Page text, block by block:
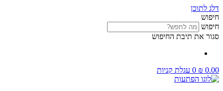
דלג לתוכן
חיפוש
חיפוש
סגור את תיבת החיפוש
₪ 0.00
0 עגלת קניות